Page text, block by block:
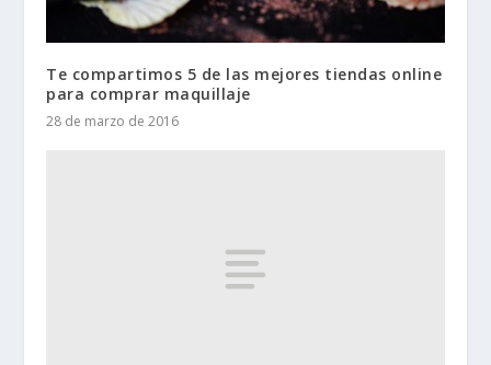
Te compartimos 5 de las mejores tiendas online
para comprar maquillaje
28 de marzo de 2016